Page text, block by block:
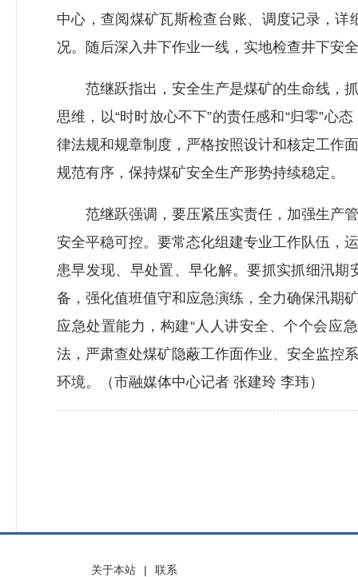
中心，查阅煤矿瓦斯检查台账、调度记录，
况。随后深入井下作业一线，实地检查井下安
范继跃指出，安全生产是煤矿的生命线，抓
思维，以“时时放心不下”的责任感和“归零”心
律法规和规章制度，严格按照设计和核定工作
规范有序，保持煤矿安全生产形势持续稳定。
范继跃强调，要压紧压实责任，加强生产管
安全平稳可控。要常态化组建专业工作队伍，
患早发现、早处置、早化解。要抓实抓细汛
备，强化值班值守和应急演练，全力确保汛期
应急处置能力，构建“人人讲安全、个个会应
法，严肃查处煤矿隐蔽工作面作业、安全监控
环境。（市融媒体中心记者 张建玲 李玮）
关于本站 |
联系